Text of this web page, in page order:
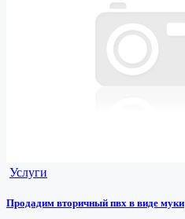
Услуги
Продадим вторичный пвх в виде муки